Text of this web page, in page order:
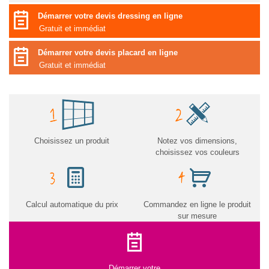
Démarrer votre devis dressing en ligne
Gratuit et immédiat
Démarrer votre devis placard en ligne
Gratuit et immédiat
Choisissez un produit
Notez vos dimensions,
choisissez vos couleurs
Calcul automatique du prix
Commandez en ligne le produit
sur mesure